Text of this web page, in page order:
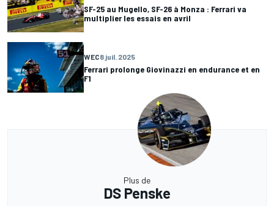
SF-25 au Mugello, SF-26 à Monza : Ferrari va
multiplier les essais en avril
WEC8 juil. 2025
Ferrari prolonge Giovinazzi en endurance et en
F1
Plus de
DS Penske